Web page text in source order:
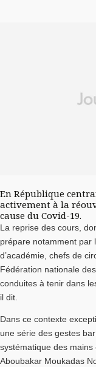
En République
activement à la
cause du Covid-19.
La reprise des cours,
prépare notamment par
d’académie, chefs de
Fédération nationale
conduites à tenir dans
il dit.
Dans ce contexte
une série des gestes
systématique des
Aboubakar Moukadas